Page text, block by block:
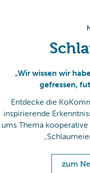
„Wir wissen wir
gefressen,
Entdecke die
inspirierende
ums Thema
zum